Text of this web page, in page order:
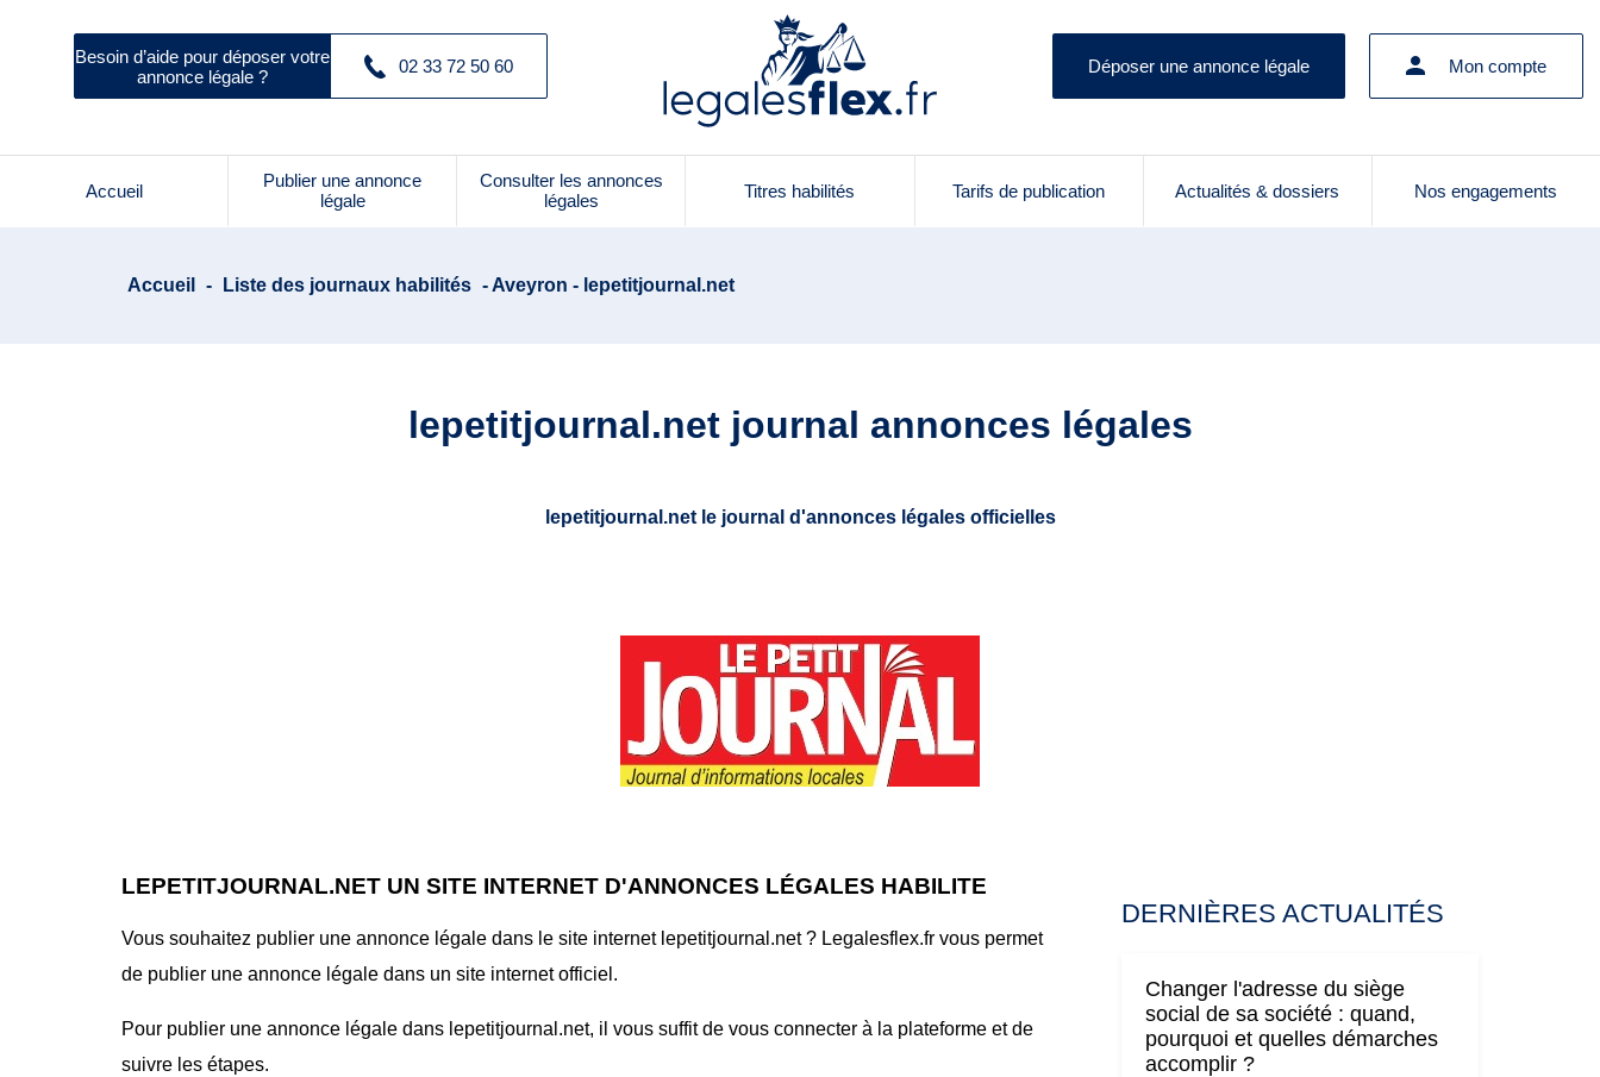
Besoin d’aide pour déposer votre
annonce légale ?
02 33 72 50 60 Déposer une annonce légale Mon compte
Accueil
Publier une annonce
légale
Consulter les annonces
légales
Titres habilités Tarifs de publication Actualités & dossiers Nos engagements
Accueil - Liste des journaux habilités - Aveyron - lepetitjournal.net
lepetitjournal.net journal annonces légales
lepetitjournal.net le journal d'annonces légales officielles
LEPETITJOURNAL.NET UN SITE INTERNET D'ANNONCES LÉGALES HABILITE
Vous souhaitez publier une annonce légale dans le site internet lepetitjournal.net ? Legalesflex.fr vous permet
de publier une annonce légale dans un site internet officiel.
Pour publier une annonce légale dans lepetitjournal.net, il vous suffit de vous connecter à la plateforme et de
suivre les étapes.
DERNIÈRES ACTUALITÉS
Changer l'adresse du siège
social de sa société : quand,
pourquoi et quelles démarches
accomplir ?